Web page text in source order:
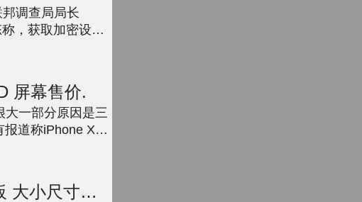
调查局局长
站调查...
屏幕售价.
一部分原因是三
称iPhone X屏
三星和苹...
大小尺寸通